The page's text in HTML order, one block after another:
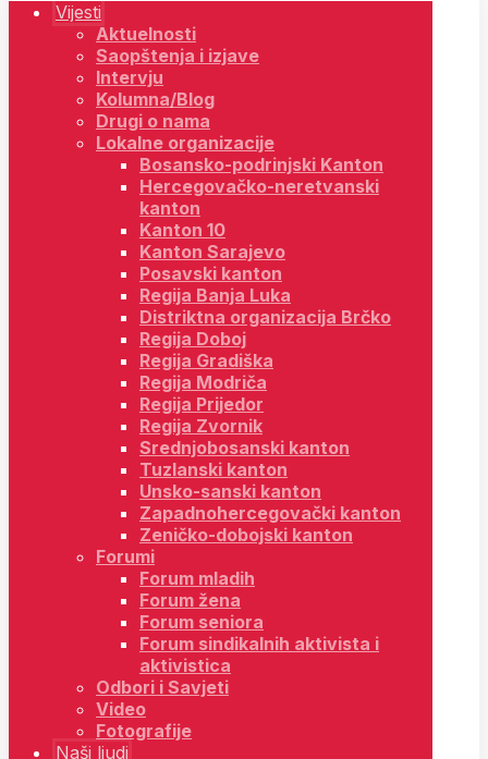
Vijesti
Aktuelnosti
Saopštenja i izjave
Intervju
Kolumna/Blog
Drugi o nama
Lokalne organizacije
Bosansko-podrinjski Kanton
Hercegovačko-neretvanski
kanton
Kanton 10
Kanton Sarajevo
Posavski kanton
Regija Banja Luka
Distriktna organizacija Brčko
Regija Doboj
Regija Gradiška
Regija Modriča
Regija Prijedor
Regija Zvornik
Srednjobosanski kanton
Tuzlanski kanton
Unsko-sanski kanton
Zapadnohercegovački kanton
Zeničko-dobojski kanton
Forumi
Forum mladih
Forum žena
Forum seniora
Forum sindikalnih aktivista i
aktivistica
Odbori i Savjeti
Video
Fotografije
Naši ljudi